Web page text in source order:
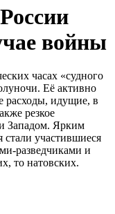
войны
часах «судного
Её активно
расходы, идущие, в
резкое
Западом. Ярким
стали участившиеся
разведчиками и
то натовских.